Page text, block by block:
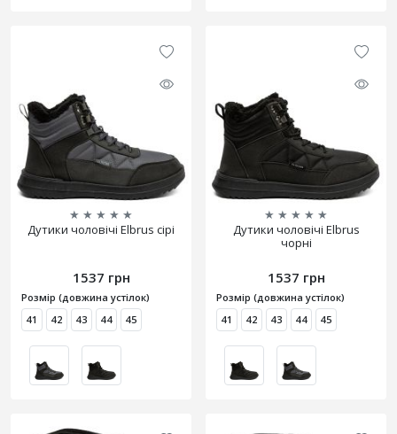
★ ★ ★ ★ ★
Дутики чоловічі Elbrus сірі
1537 грн
Розмір (довжина устілок)
41
42 43 44 45
★ ★ ★ ★ ★
Дутики чоловічі Elbrus
чорні
1537 грн
Розмір (довжина устілок)
41
42 43 44 45